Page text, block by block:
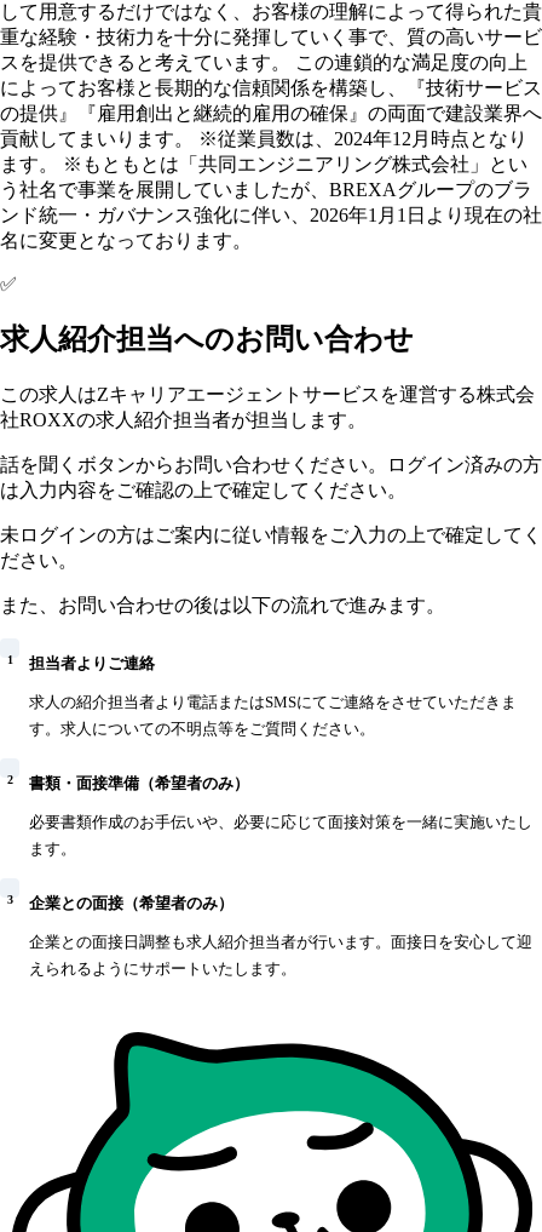
して用意するだけではなく、お客様の理解によって得られた貴
重な経験・技術力を十分に発揮していく事で、質の高いサービ
スを提供できると考えています。 この連鎖的な満足度の向上
によってお客様と長期的な信頼関係を構築し、『技術サービス
の提供』『雇用創出と継続的雇用の確保』の両面で建設業界へ
貢献してまいります。 ※従業員数は、2024年12月時点となり
ます。 ※もともとは「共同エンジニアリング株式会社」とい
う社名で事業を展開していましたが、BREXAグループのブラ
ンド統一・ガバナンス強化に伴い、2026年1月1日より現在の社
名に変更となっております。
✅
求人紹介担当へのお問い合わせ
この求人はZキャリアエージェントサービスを運営する株式会
社ROXXの求人紹介担当者が担当します。
話を聞くボタンからお問い合わせください。ログイン済みの方
は入力内容をご確認の上で確定してください。
未ログインの方はご案内に従い情報をご入力の上で確定してく
ださい。
また、お問い合わせの後は以下の流れで進みます。
1 担当者よりご連絡
求人の紹介担当者より電話またはSMSにてご連絡をさせていただきま
す。求人についての不明点等をご質問ください。
2 書類・面接準備（希望者のみ）
必要書類作成のお手伝いや、必要に応じて面接対策を一緒に実施いたし
ます。
3 企業との面接（希望者のみ）
企業との面接日調整も求人紹介担当者が行います。面接日を安心して迎
えられるようにサポートいたします。